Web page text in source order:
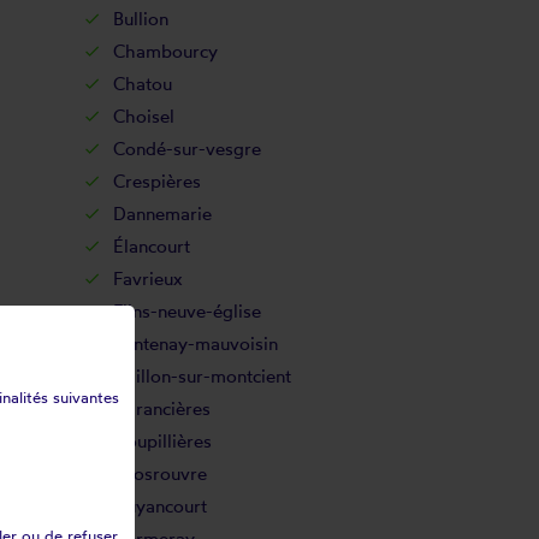
Bullion
Chambourcy
Chatou
Choisel
Condé-sur-vesgre
Crespières
Dannemarie
Élancourt
Favrieux
Flins-neuve-église
Fontenay-mauvoisin
Gaillon-sur-montcient
Garancières
Goupillières
Grosrouvre
Guyancourt
suivantes